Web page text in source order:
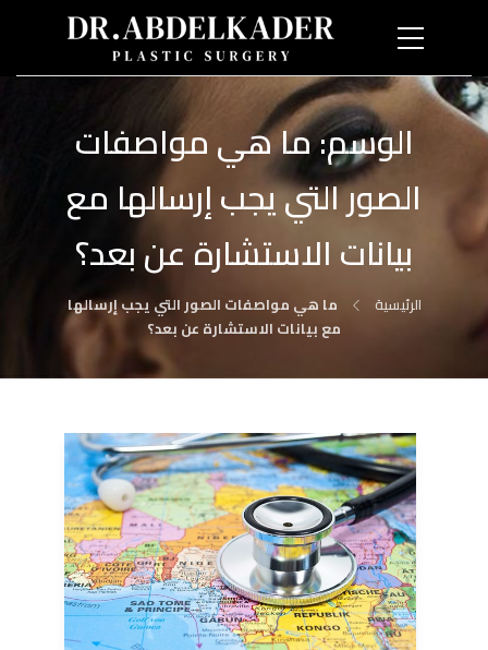
الوسم:ما هي مواصفات
الصور التي يجب إرسالها مع
بيانات الاستشارة عن بعد؟
الرئيسية
ما هي مواصفات الصور التي يجب إرسالها
مع بيانات الاستشارة عن بعد؟